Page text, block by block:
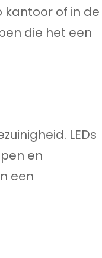
kantoor of in de
die het een
LEDs
en
een